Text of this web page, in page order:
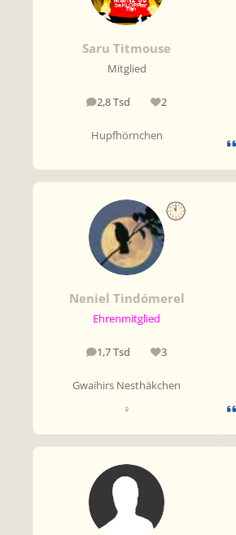
Saru Titmouse
Mitglied
2,8 Tsd
Beiträge 2
Reputation
Hupfhörnchen
Neniel Tindómerel
Ehrenmitglied
1,7 Tsd
Beiträge 3
Reputation
Gwaihirs Nesthäkchen
♀